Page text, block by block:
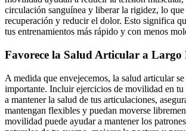
circulación sanguínea y liberar la rigidez, lo que
recuperación y reducir el dolor. Esto significa
tus entrenamientos más rápido y con menos
Favorece la Salud Articular a Largo
A medida que envejecemos, la salud articular
importante. Incluir ejercicios de movilidad en tu
a mantener la salud de tus articulaciones,
mantengan flexibles y puedan moverse
movilidad puede ayudar a mantener los